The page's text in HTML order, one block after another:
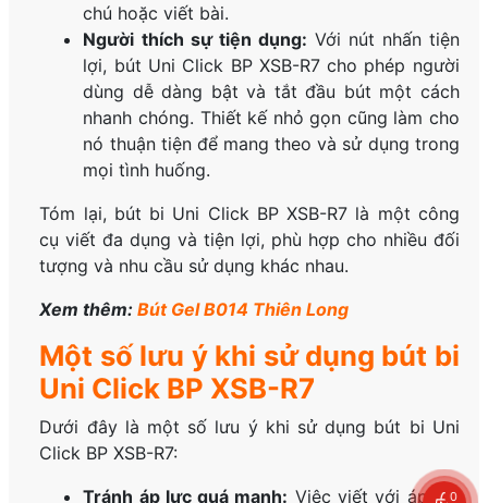
chú hoặc viết bài.
Người thích sự tiện dụng: Với nút nhấn tiện
lợi, bút Uni Click BP XSB-R7 cho phép người
dùng dễ dàng bật và tắt đầu bút một cách
nhanh chóng. Thiết kế nhỏ gọn cũng làm cho
nó thuận tiện để mang theo và sử dụng trong
mọi tình huống.
Tóm lại, bút bi Uni Click BP XSB-R7 là một công
cụ viết đa dụng và tiện lợi, phù hợp cho nhiều đối
tượng và nhu cầu sử dụng khác nhau.
Xem thêm:Bút Gel B014 Thiên Long
Một số lưu ý khi sử dụng bút bi
Uni Click BP XSB-R7
Dưới đây là một số lưu ý khi sử dụng bút bi Uni
Click BP XSB-R7:
Tránh áp lực quá mạnh: Việc viết với áp lực
0